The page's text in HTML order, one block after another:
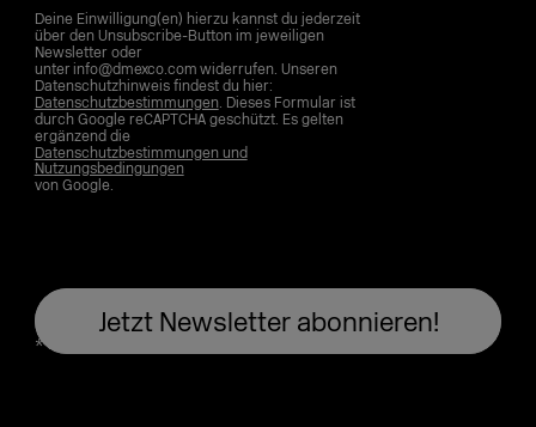
Deine Einwilligung(en) hierzu kannst du jederzeit
über den Unsubscribe-Button im jeweiligen
Newsletter oder
unter info@dmexco.com widerrufen. Unseren
Datenschutzhinweis findest du hier:
Datenschutzbestimmungen. Dieses Formular ist
durch Google reCAPTCHA geschützt. Es gelten
ergänzend die
Datenschutzbestimmungen und
Nutzungsbedingungen
von Google.